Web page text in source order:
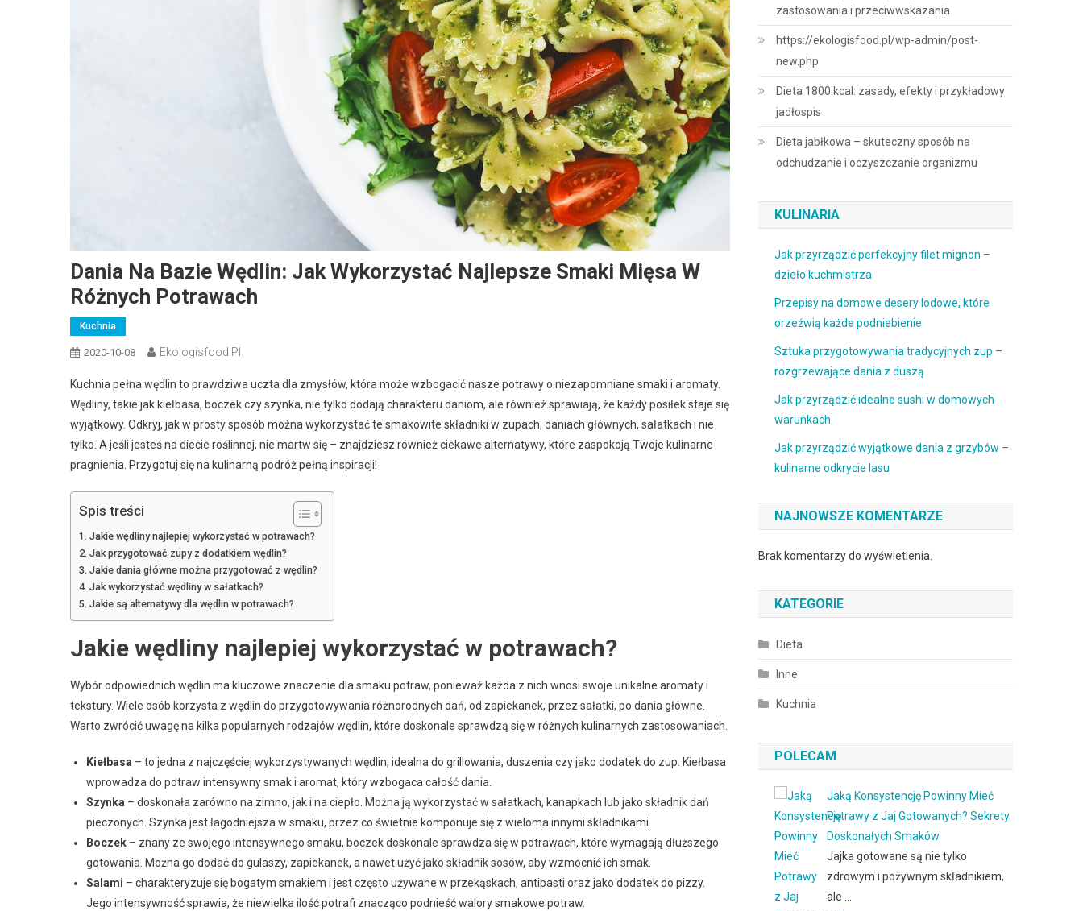
Dania Na Bazie Wędlin: Jak Wykorzystać Najlepsze Smaki Mięsa W
Różnych Potrawach
Kuchnia
2020-10-08 Ekologisfood.pl
Kuchnia pełna wędlin to prawdziwa uczta dla zmysłów, która może wzbogacić nasze potrawy o niezapomniane smaki i aromaty.
Wędliny, takie jak kiełbasa, boczek czy szynka, nie tylko dodają charakteru daniom, ale również sprawiają, że każdy posiłek staje się
wyjątkowy. Odkryj, jak w prosty sposób można wykorzystać te smakowite składniki w zupach, daniach głównych, sałatkach i nie
tylko. A jeśli jesteś na diecie roślinnej, nie martw się – znajdziesz również ciekawe alternatywy, które zaspokoją Twoje kulinarne
pragnienia. Przygotuj się na kulinarną podróż pełną inspiracji!
Spis treści
Jakie wędliny najlepiej wykorzystać w potrawach?
Jak przygotować zupy z dodatkiem wędlin?
Jakie dania główne można przygotować z wędlin?
Jak wykorzystać wędliny w sałatkach?
Jakie są alternatywy dla wędlin w potrawach?
Jakie wędliny najlepiej wykorzystać w potrawach?
Wybór odpowiednich wędlin ma kluczowe znaczenie dla smaku potraw, ponieważ każda z nich wnosi swoje unikalne aromaty i
tekstury. Wiele osób korzysta z wędlin do przygotowywania różnorodnych dań, od zapiekanek, przez sałatki, po dania główne.
Warto zwrócić uwagę na kilka popularnych rodzajów wędlin, które doskonale sprawdzą się w różnych kulinarnych zastosowaniach.
Kiełbasa – to jedna z najczęściej wykorzystywanych wędlin, idealna do grillowania, duszenia czy jako dodatek do zup. Kiełbasa
wprowadza do potraw intensywny smak i aromat, który wzbogaca całość dania.
Szynka – doskonała zarówno na zimno, jak i na ciepło. Można ją wykorzystać w sałatkach, kanapkach lub jako składnik dań
pieczonych. Szynka jest łagodniejsza w smaku, przez co świetnie komponuje się z wieloma innymi składnikami.
Boczek – znany ze swojego intensywnego smaku, boczek doskonale sprawdza się w potrawach, które wymagają dłuższego
gotowania. Można go dodać do gulaszy, zapiekanek, a nawet użyć jako składnik sosów, aby wzmocnić ich smak.
Salami – charakteryzuje się bogatym smakiem i jest często używane w przekąskach, antipasti oraz jako dodatek do pizzy.
Jego intensywność sprawia, że niewielka ilość potrafi znacząco podnieść walory smakowe potraw.
zastosowania i przeciwwskazania
https://ekologisfood.pl/wp-admin/post-
new.php
Dieta 1800 kcal: zasady, efekty i przykładowy
jadłospis
Dieta jabłkowa – skuteczny sposób na
odchudzanie i oczyszczanie organizmu
KULINARIA
Jak przyrządzić perfekcyjny filet mignon –
dzieło kuchmistrza
Przepisy na domowe desery lodowe, które
orzeźwią każde podniebienie
Sztuka przygotowywania tradycyjnych zup –
rozgrzewające dania z duszą
Jak przyrządzić idealne sushi w domowych
warunkach
Jak przyrządzić wyjątkowe dania z grzybów –
kulinarne odkrycie lasu
NAJNOWSZE KOMENTARZE
Brak komentarzy do wyświetlenia.
KATEGORIE
Dieta
Inne
Kuchnia
POLECAM
Jaką Konsystencję Powinny Mieć
Potrawy z Jaj Gotowanych? Sekrety
Doskonałych Smaków
Jajka gotowane są nie tylko
zdrowym i pożywnym składnikiem,
ale …